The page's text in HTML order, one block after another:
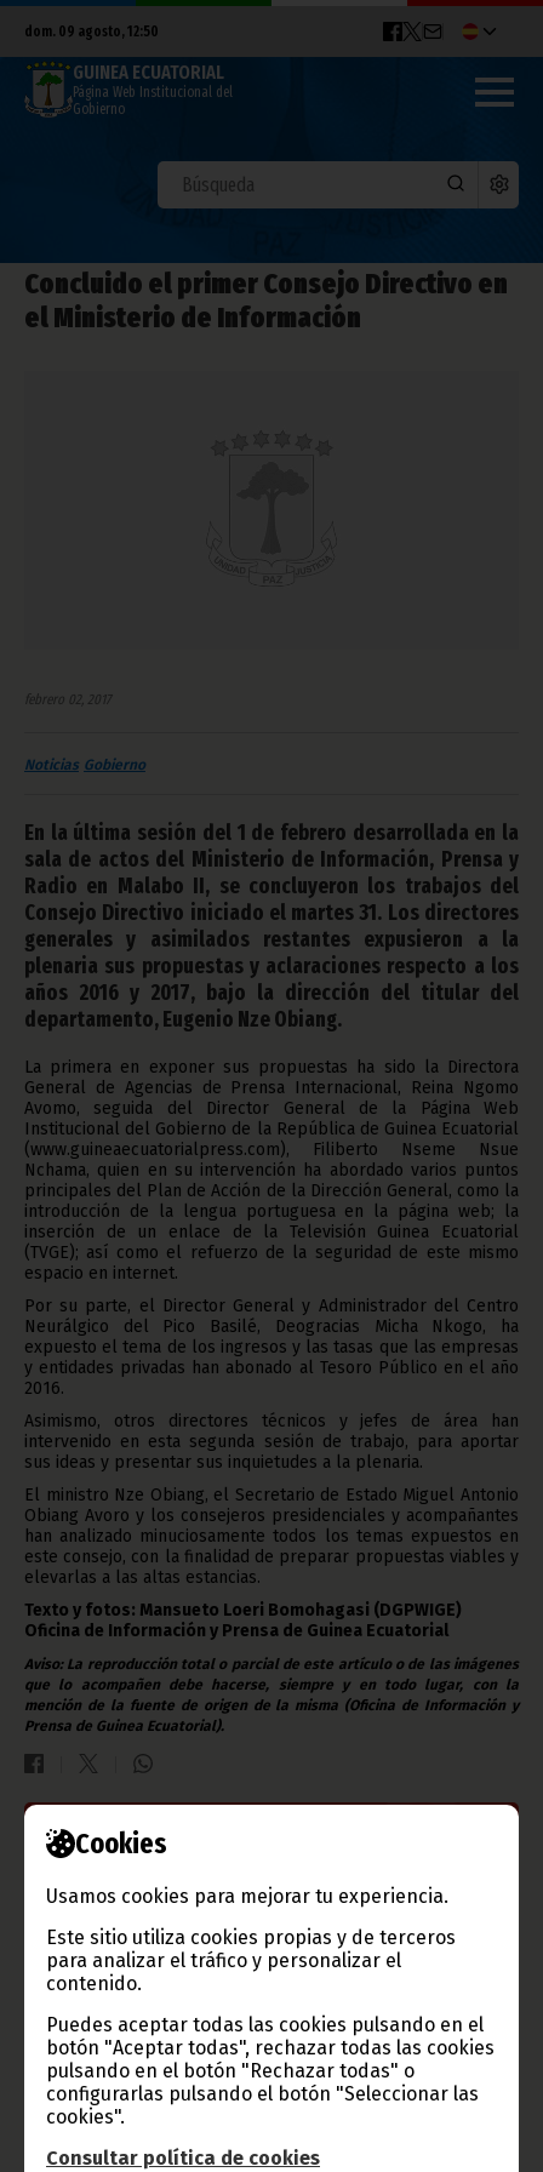
Cookies
Usamos cookies para mejorar tu experiencia.
Este sitio utiliza cookies propias y de terceros
para analizar el tráfico y personalizar el
contenido.
Puedes aceptar todas las cookies pulsando en el
botón "Aceptar todas", rechazar todas las cookies
pulsando en el botón "Rechazar todas" o
configurarlas pulsando el botón "Seleccionar las
cookies".
Consultar política de cookies
dom. 09 agosto, 12:50
GUINEA ECUATORIAL
Página Web Institucional del
Gobierno
Concluido el primer Consejo Directivo en
el Ministerio de Información
febrero 02, 2017
Noticias Gobierno
En la última sesión del 1 de febrero desarrollada en la
sala de actos del Ministerio de Información, Prensa y
Radio en Malabo II, se concluyeron los trabajos del
Consejo Directivo iniciado el martes 31. Los directores
generales y asimilados restantes expusieron a la
plenaria sus propuestas y aclaraciones respecto a los
años 2016 y 2017, bajo la dirección del titular del
departamento, Eugenio Nze Obiang.
La primera en exponer sus propuestas ha sido la Directora
General de Agencias de Prensa Internacional, Reina Ngomo
Avomo, seguida del Director General de la Página Web
Institucional del Gobierno de la República de Guinea Ecuatorial
(www.guineaecuatorialpress.com), Filiberto Nseme Nsue
Nchama, quien en su intervención ha abordado varios puntos
principales del Plan de Acción de la Dirección General, como la
introducción de la lengua portuguesa en la página web; la
inserción de un enlace de la Televisión Guinea Ecuatorial
(TVGE); así como el refuerzo de la seguridad de este mismo
espacio en internet.
Por su parte, el Director General y Administrador del Centro
Neurálgico del Pico Basilé, Deogracias Micha Nkogo, ha
expuesto el tema de los ingresos y las tasas que las empresas
y entidades privadas han abonado al Tesoro Público en el año
2016.
Asimismo, otros directores técnicos y jefes de área han
intervenido en esta segunda sesión de trabajo, para aportar
sus ideas y presentar sus inquietudes a la plenaria.
El ministro Nze Obiang, el Secretario de Estado Miguel Antonio
Obiang Avoro y los consejeros presidenciales y acompañantes
han analizado minuciosamente todos los temas expuestos en
este consejo, con la finalidad de preparar propuestas viables y
elevarlas a las altas estancias.
Texto y fotos: Mansueto Loeri Bomohagasi (DGPWIGE)
Oficina de Información y Prensa de Guinea Ecuatorial
Aviso: La reproducción total o parcial de este artículo o de las imágenes
que lo acompañen debe hacerse, siempre y en todo lugar, con la
mención de la fuente de origen de la misma (Oficina de Información y
Prensa de Guinea Ecuatorial).
Gobierno e Instituciones
Información de Guinea Ecuatorial
TVGE